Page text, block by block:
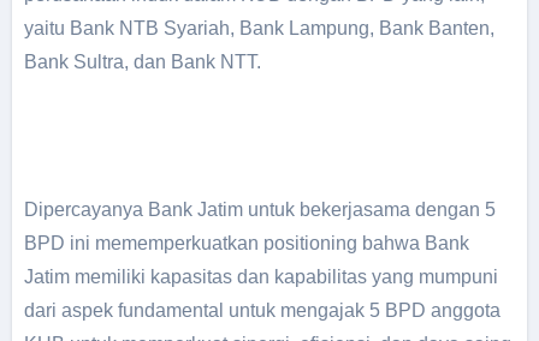
yaitu Bank NTB Syariah, Bank Lampung, Bank Banten,
Bank Sultra, dan Bank NTT.
Dipercayanya Bank Jatim untuk bekerjasama dengan 5
BPD ini mememperkuatkan positioning bahwa Bank
Jatim memiliki kapasitas dan kapabilitas yang mumpuni
dari aspek fundamental untuk mengajak 5 BPD anggota